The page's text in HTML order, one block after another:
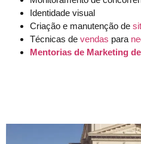
Identidade visual
Criação e manutenção de
Técnicas de vendas para
Mentorias de Marketing